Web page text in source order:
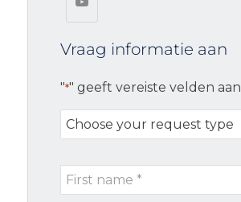
Vraag informatie aan
"*" geeft vereiste velden aan
Choose
your
type
First
name